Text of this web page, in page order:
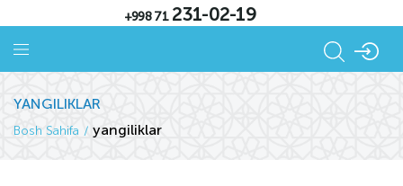
+998 71231-02-19
YANGILIKLAR
Bosh Sahifa yangiliklar